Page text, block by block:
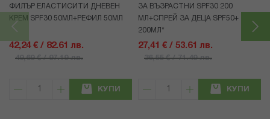
ФИЛЪР ЕЛАСТИСИТИ ДНЕВЕН
КРЕМ SPF30 50МЛ+РЕФИЛ 50МЛ
42,24 € / 82.61 лв.
49,69 € / 97.19 лв.
КУПИ
ЗА ВЪЗРАСТНИ SPF30 200
МЛ+СПРЕЙ ЗА ДЕЦА SPF50+
200МЛ*
27,41 € / 53.61 лв.
36,55 € / 71.49 лв.
КУПИ